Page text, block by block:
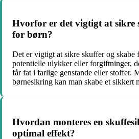
Hvorfor er det vigtigt at sikre
for børn?
Det er vigtigt at sikre skuffer og skabe
potentielle ulykker eller forgiftninger,
får fat i farlige genstande eller stoffer.
børnesikring kan man skabe et
Hvordan monteres en
optimal effekt?